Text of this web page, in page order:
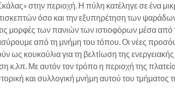
στην περιοχή. Η πύλη κατέληγε σε ένα
όσο και την εξυπηρέτηση των
μορφές των πανιών των ιστιοφόρων μέσα από
από τη μνήμη του τόπου. Οι νέες
ως κουκούλια για τη βελτίωση της
κ.λπ. Με αυτόν τον τρόπο η περιοχή της
και συλλογική μνήμη αυτού του τμήματος